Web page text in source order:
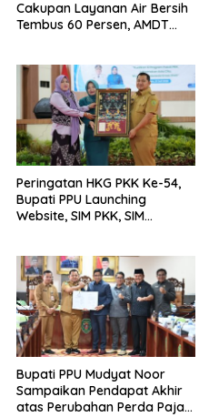
Cakupan Layanan Air Bersih
Tembus 60 Persen, AMDT
Peringatan HKG PKK Ke-54,
Bupati PPU Launching
Website, SIM PKK, SIM
Bupati PPU Mudyat Noor
Sampaikan Pendapat Akhir
atas Perubahan Perda Pajak